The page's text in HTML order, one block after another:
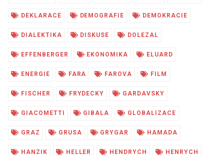
DEKLARACE DEMOGRAFIE DEMOKRACIE
DIALEKTIKA DISKUSE DOLEZAL
EFFENBERGER EKONOMIKA ELUARD
ENERGIE FARA FAROVA FILM
FISCHER FRYDECKY GARDAVSKY
GIACOMETTI GIBALA GLOBALIZACE
GRAZ GRUSA GRYGAR HAMADA
HANZIK HELLER HENDRYCH HENRYCH